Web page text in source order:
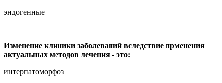
эндогенные+
Изменение клиники заболеваний вследствие прменения
актуальных методов лечения - это:
интерпатоморфоз